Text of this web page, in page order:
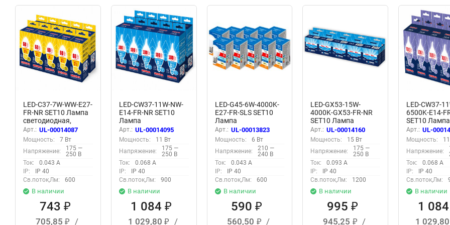
LED-C37-7W-WW-E27-
FR-NR SET10 Лампа
светодиодная,
Форма свеча,
матовая, Серия
Norma, Теплый
белый свет 3000K,
Упаковка 10 штук
Арт.: UL-00014087
Мощность:
7 Вт
Напряжение:
175 —
250 В
Ток:
0.043 А
IP:
IP 40
Св.поток,Лм:
600
В наличии
743 ₽
705,85 ₽
/
LED-CW37-11W-NW-
E14-FR-NR SET10
Лампа
светодиодная,
Форма свеча на
ветру, матовая,
Серия Norma, Белый
свет 4000K,
Упаковка 10 штук
Арт.: UL-00014095
Мощность:
11 Вт
Напряжение:
175 —
250 В
Ток:
0.068 А
IP:
IP 40
Св.поток,Лм:
900
В наличии
1 084 ₽
1 029,80 ₽
/
LED-G45-6W-4000K-
E27-FR-SLS SET10
Лампа
светодиодная,
Форма шар,
матовая, Серия
Optima, Белый свет
4000K, Упаковка 10
штук
Арт.: UL-00013823
Мощность:
6 Вт
Напряжение:
210 —
240 В
Ток:
0.043 А
IP:
IP 40
Св.поток,Лм:
600
В наличии
590₽
560,50 ₽
/
LED-GX53-15W-
4000K-GX53-FR-NR
SET10 Лампа
светодиодная,
матовая, Серия
Norma, Белый свет
4000K, Упаковка 10
штук
Арт.: UL-00014160
Мощность:
15 Вт
Напряжение:
175 —
250 В
Ток:
0.093 А
IP:
IP 40
Св.поток,Лм:
1200
В наличии
995₽
945,25 ₽
/
LED-CW37-
6500K-E14-
SET10 Лампа
Форма свеча
ветру,
Серия
Дневной
6500K,
штук
Арт.: UL-
Мощность:
Напряжение:
Ток:
0.068 А
IP:
IP 40
Св.поток,Лм:
В наличии
1
1 029,80